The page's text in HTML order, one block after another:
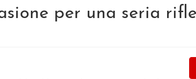
per una seria